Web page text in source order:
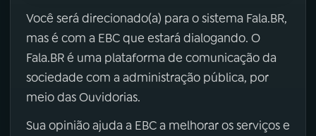
Você será direcionado(a) para o sistema Fala.BR,
mas é com a EBC que estará dialogando. O
Fala.BR é uma plataforma de comunicação da
sociedade com a administração pública, por
meio das Ouvidorias.
Sua opinião ajuda a EBC a melhorar os serviços e